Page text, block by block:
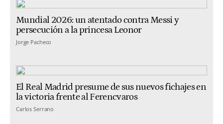
Mundial 2026: un atentado contra Messi y
persecución a la princesa Leonor
Jorge Pacheco
El Real Madrid presume de sus nuevos fichajes en
la victoria frente al Ferencvaros
Carlos Serrano